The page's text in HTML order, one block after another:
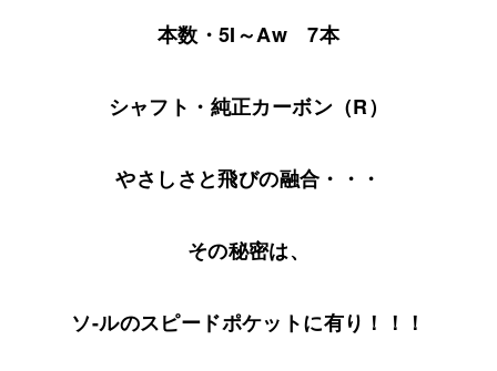
本数・5I～Aw 7本
シャフト・純正カーボン（R）
やさしさと飛びの融合・・・
その秘密は、
ソ-ルのスピードポケットに有り！！！